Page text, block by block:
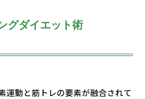
グダイエット術
運動と筋トレの要素が融合されて